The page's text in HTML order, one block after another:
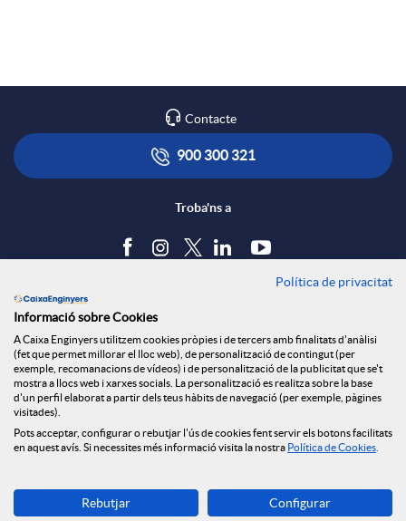
x
S
o
c
i
i
c
i
o
n
ó
a
l
a
d
Contacte
900 300 321
Troba'ns a
Política de cookies
Avís legal
Seguretat Online
Canal denúncies
Descarrega-la ara
Banca MOBILE
Política de privacitat
Informació sobre Cookies
A Caixa Enginyers utilitzem cookies pròpies i de tercers amb finalitats d'anàlisi
(fet que permet millorar el lloc web), de personalització de contingut (per
exemple, recomanacions de vídeos) i de personalització de la publicitat que se't
mostra a llocs web i xarxes socials. La personalització es realitza sobre la base
d'un perfil elaborat a partir dels teus hàbits de navegació (per exemple, pàgines
visitades).
Pots acceptar, configurar o rebutjar l'ús de cookies fent servir els botons facilitats
en aquest avís. Si necessites més informació visita la nostra Política de Cookies
Rebutjar Configurar